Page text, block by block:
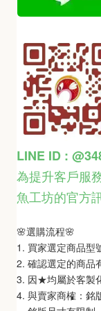
LINE ID :
為提升客戶服
魚工坊的官方
🌸選購流程🌸
1. 買家選定商品型
2. 確認選定的商品
3. 因★均屬於客製
4. 與賣家商榷：銘